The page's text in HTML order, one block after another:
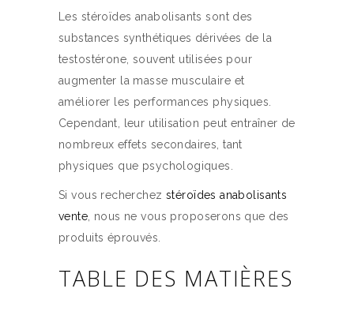
Les stéroïdes anabolisants sont des
substances synthétiques dérivées de la
testostérone, souvent utilisées pour
augmenter la masse musculaire et
améliorer les performances physiques.
Cependant, leur utilisation peut entraîner de
nombreux effets secondaires, tant
physiques que psychologiques.
Si vous recherchez stéroïdes anabolisants
vente , nous ne vous proposerons que des
produits éprouvés.
TABLE DES MATIÈRES